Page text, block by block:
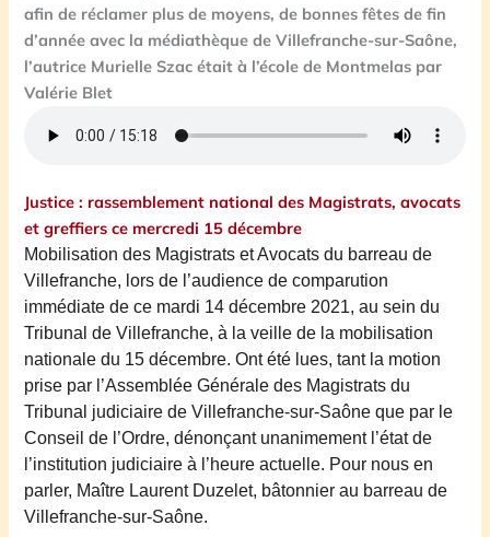
afin de réclamer plus de moyens, de bonnes fêtes de fin
d’année avec la médiathèque de Villefranche-sur-Saône,
l’autrice Murielle Szac était à l’école de Montmelas par
Valérie Blet
Justice : rassemblement national des Magistrats, avocats
et greffiers ce mercredi 15 décembre
Mobilisation des Magistrats et Avocats du barreau de
Villefranche, lors de l’audience de comparution
immédiate de ce mardi 14 décembre 2021,au sein du
Tribunal de Villefranche, à la veille de la mobilisation
nationale du 15 décembre. Ont été lues, tant la motion
prise par l’Assemblée Générale des Magistrats du
Tribunal judiciaire de Villefranche-sur-Saône que par le
Conseil de l’Ordre, dénonçant unanimement l’état de
l’institution judiciaire à l’heure actuelle. Pour nous en
parler, Maître Laurent Duzelet, bâtonnier au barreau de
Villefranche-sur-Saône.